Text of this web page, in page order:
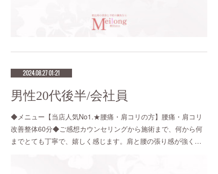
2024.08.27 01:21
男性20代後半/会社員
◆メニュー【当店人気No1.★腰痛・肩コリの方】腰痛・肩コリ
改善整体60分◆ご感想カウンセリングから施術まで、何から何
までとても丁寧で、嬉しく感じます。肩と腰の張り感が強く…